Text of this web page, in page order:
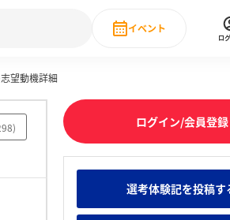
新卒就職人気企業ランキング みんなのイ
IT・DX現場社員インタビュー
イベント
直近のイベ
ロ
望動機詳細
)
ログイン/会員登録
選考体験記を投稿す